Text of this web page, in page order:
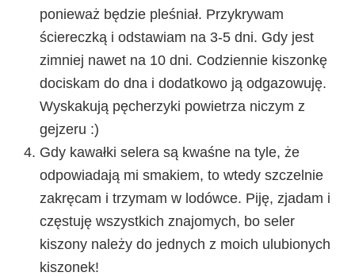
ponieważ będzie pleśniał. Przykrywam
ściereczką i odstawiam na 3-5 dni. Gdy jest
zimniej nawet na 10 dni. Codziennie kiszonkę
dociskam do dna i dodatkowo ją odgazowuję.
Wyskakują pęcherzyki powietrza niczym z
gejzeru :)
Gdy kawałki selera są kwaśne na tyle, że
odpowiadają mi smakiem, to wtedy szczelnie
zakręcam i trzymam w lodówce. Piję, zjadam i
częstuję wszystkich znajomych, bo seler
kiszony należy do jednych z moich ulubionych
kiszonek!